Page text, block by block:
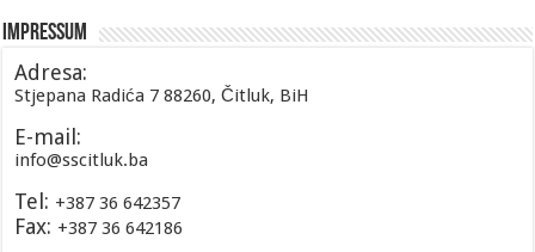
Impressum
Adresa:
Stjepana Radića 7 88260, Čitluk, BiH
E-mail:
info@sscitluk.ba
Tel: +387 36 642357
Fax: +387 36 642186